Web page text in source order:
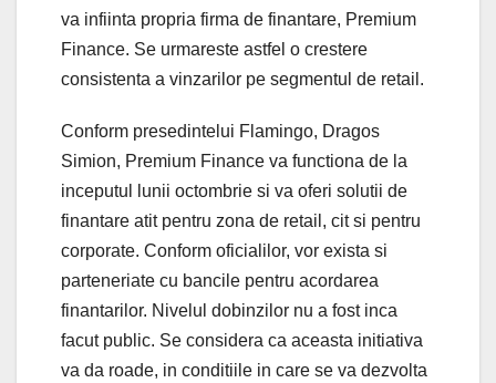
va infiinta propria firma de finantare, Premium
Finance. Se urmareste astfel o crestere
consistenta a vinzarilor pe segmentul de retail.
Conform presedintelui Flamingo, Dragos
Simion, Premium Finance va functiona de la
inceputul lunii octombrie si va oferi solutii de
finantare atit pentru zona de retail, cit si pentru
corporate. Conform oficialilor, vor exista si
parteneriate cu bancile pentru acordarea
finantarilor. Nivelul dobinzilor nu a fost inca
facut public. Se considera ca aceasta initiativa
va da roade, in conditiile in care se va dezvolta